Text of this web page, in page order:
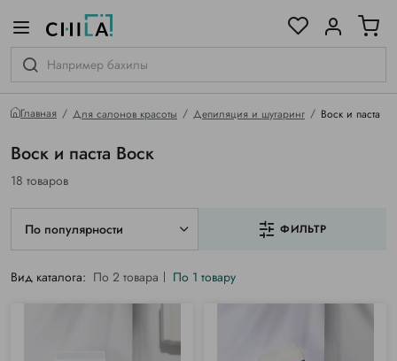
Главная Для салонов красоты Депиляция и шугаринг Воск и паста
Воск и паста Воск
18 товаров
По популярности ФИЛЬТР
Вид каталога: По 2 товара По 1 товару
гамме